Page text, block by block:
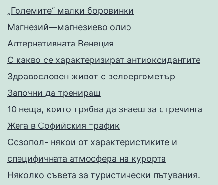
„Големите“ малки боровинки
Магнезий—магнезиево олио
Алтернативната Венеция
С какво се характеризират антиоксидантите
Здравословен живот с велоергометър
Запoчни да тренираш
10 неща, които трябва да знаеш за стречинга
Жега в Софийския трафик
Созопол- някои от характеристиките и
специфичната атмосфера на курорта
Няколко съвета за туристически пътувания.